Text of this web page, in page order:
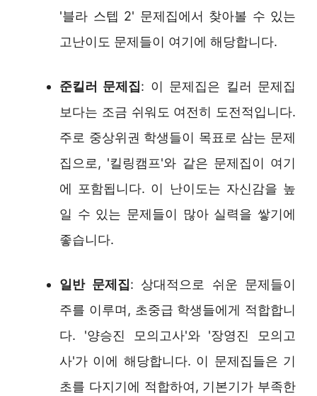
'블라 스텝 2' 문제집에서 찾아볼 수 있는
고난이도 문제들이 여기에 해당합니다.
준킬러 문제집: 이 문제집은 킬러 문제집
보다는 조금 쉬워도 여전히 도전적입니다.
주로 중상위권 학생들이 목표로 삼는 문제
집으로, '킬링캠프'와 같은 문제집이 여기
에 포함됩니다. 이 난이도는 자신감을 높
일 수 있는 문제들이 많아 실력을 쌓기에
좋습니다.
일반 문제집: 상대적으로 쉬운 문제들이
주를 이루며, 초중급 학생들에게 적합합니
다. '양승진 모의고사'와 '장영진 모의고
사'가 이에 해당합니다. 이 문제집들은 기
초를 다지기에 적합하여, 기본기가 부족한